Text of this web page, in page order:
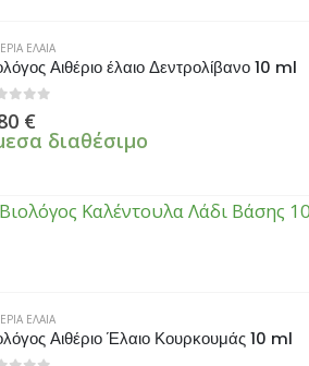
ΕΛΑΙΑ
Αιθέριο έλαιο Δεντρολίβανο 10 ml
€
διαθέσιμο
ΕΛΑΙΑ
Αιθέριο Έλαιο Κουρκουμάς 10 ml